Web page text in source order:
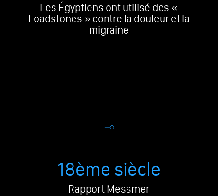
Les Égyptiens ont utilisé des «
Loadstones » contre la douleur et la
migraine
18ème siècle
Rapport Messmer